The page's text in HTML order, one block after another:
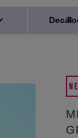
Decal